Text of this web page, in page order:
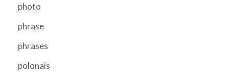
photo
phrase
phrases
polonais